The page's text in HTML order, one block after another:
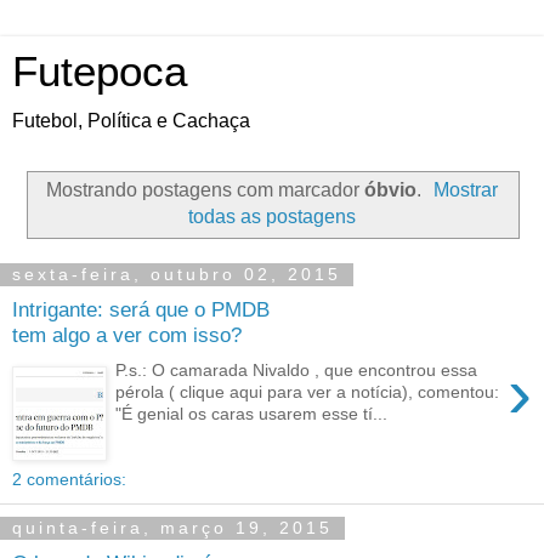
Futepoca
Futebol, Política e Cachaça
Mostrando postagens com marcador óbvio.
Mostrar
todas as postagens
sexta-feira, outubro 02, 2015
Intrigante: será que o PMDB
tem algo a ver com isso?
›
P.s.: O camarada Nivaldo , que encontrou essa
pérola ( clique aqui para ver a notícia), comentou:
"É genial os caras usarem esse tí...
2 comentários:
quinta-feira, março 19, 2015